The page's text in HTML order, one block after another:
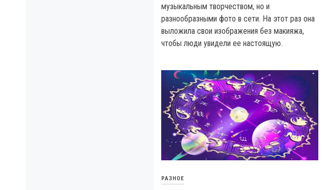
музыкальным творчеством, но и
разнообразными фото в сети. На этот раз она
выложила свои изображения без макияжа,
чтобы люди увидели ее настоящую.
РАЗНОЕ